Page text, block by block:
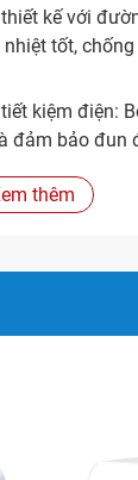
kế với
tốt,
kiệm điện:
đảm bảo đun
(Pháp),
Pro là giải
người dùng
thêm